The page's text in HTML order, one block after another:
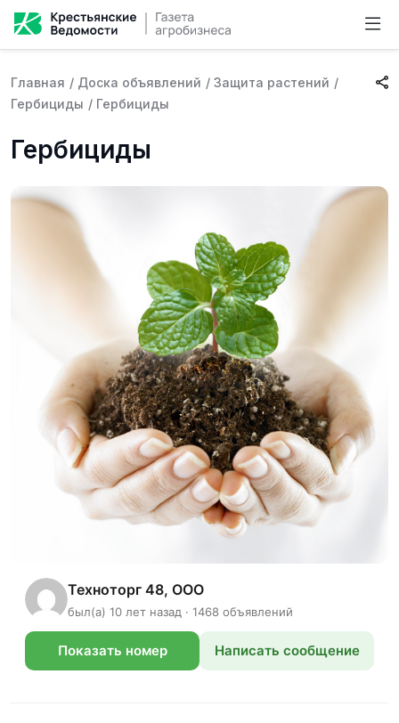
Главная / Доска объявлений / Защита растений /
Гербициды / Гербициды
Гербициды
Техноторг 48, ООО
был(а) 10 лет назад · 1468 объявлений
Показать номер Написать сообщение